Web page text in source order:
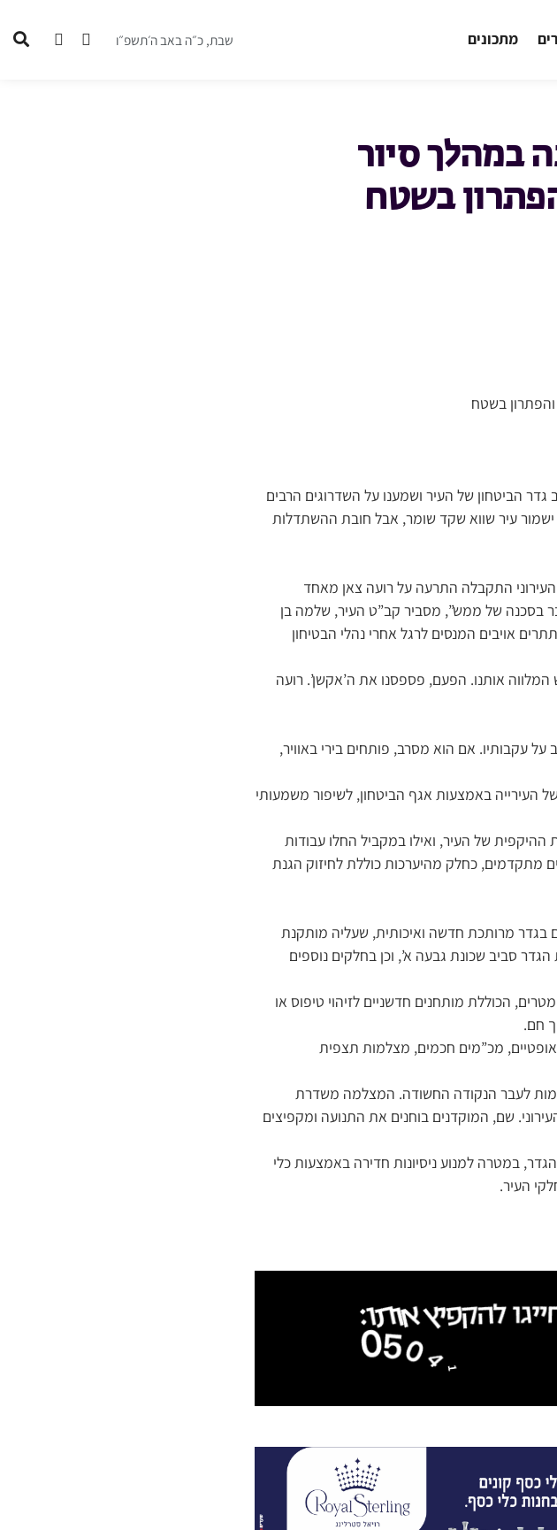
מתכונים שבת, כ״ה באב ה׳תשפ״ו
במהלך סיור
בשטח
בשטח
הביטחון של העיר ושמענו על השדרוגים הרבים
עיר שווא שקד שומר, אבל חובת ההשתדלות
העירוני התקבלה התרעה על רועה צאן מאחד
בסכנה של ממש”, מסביר קב”ט העיר, שלמה בן
אויבים המנסים לרגל אחרי נהלי הבטיחון
אותנו. הפעם, פספסנו את ה’אקשן’. רועה
עקבותיו. אם הוא מסרב, פותחים בירי באוויר,
העירייה באמצעות אגף הביטחון, לשיפור משמעותי
של העיר, ואילו במקביל החלו עבודות
מתקדמים, כחלק מהיערכות כוללת לחיזוק הגנת
הוחלפה הגדר לאורך של 3.8 קילומטרים בגדר מרותכת חדשה ואיכותית, שעליה מותקנת
סביב שכונת גבעה א’, וכן בחלקים נוספים
החלה הקמתה של גדר אינדוקטיבית באורך של 11 קילומטרים, הכוללת מותחנים חדשניים לזיהוי טיפוס או
חם.
אופטיים, מכ”מים חכמים, מצלמות תצפית
לעבר הנקודה החשודה. המצלמה משדרת
שם, המוקדנים בוחנים את התנועה ומקפיצים
במטרה למנוע ניסיונות חדירה באמצעות כלי
העיר.